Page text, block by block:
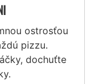
ostrosťou
pizzu.
dochuťte